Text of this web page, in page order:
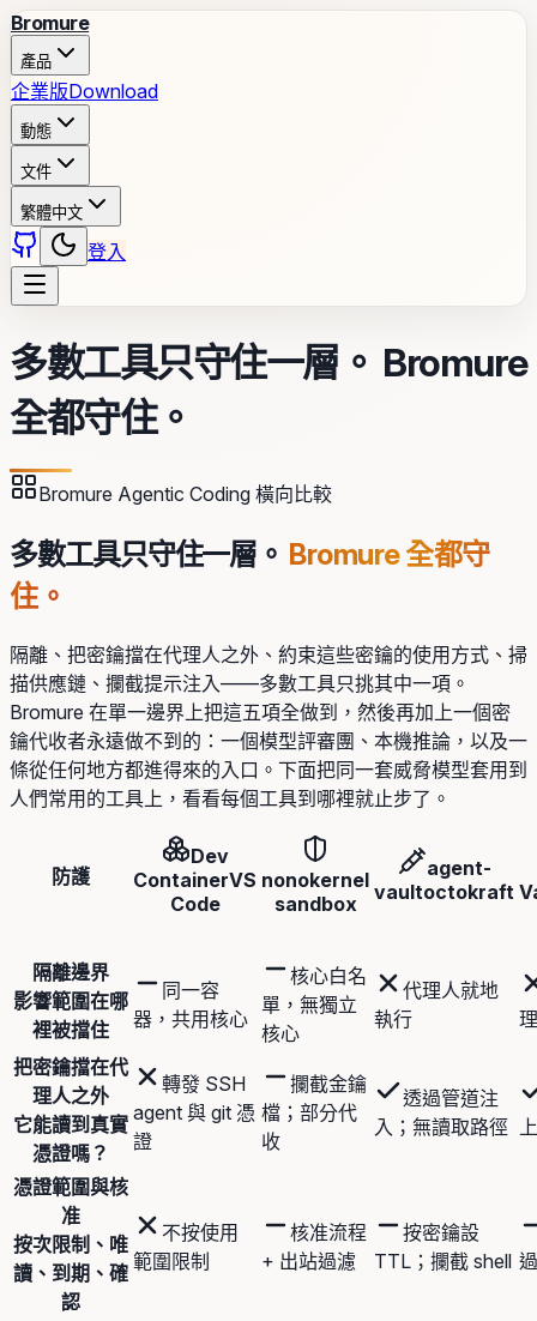
Bromure
產品
企業版Download
動態
文件
繁體中文
登入
多數工具只守住一層。 Bromure
全都守住。
Bromure Agentic Coding 橫向比較
多數工具只守住一層。 Bromure 全都守
住。
隔離、把密鑰擋在代理人之外、約束這些密鑰的使用方式、掃
描供應鏈、攔截提示注入——多數工具只挑其中一項。
Bromure 在單一邊界上把這五項全做到，然後再加上一個密
鑰代收者永遠做不到的：一個模型評審團、本機推論，以及一
條從任何地方都進得來的入口。下面把同一套威脅模型套用到
人們常用的工具上，看看每個工具到哪裡就止步了。
防護
Dev
ContainerVS
Code
nonokernel
sandbox
agent-
vaultoctokraft
隔離邊界
影響範圍在哪
裡被擋住
同一容
器，共用核心
核心白名
單，無獨立
核心
代理人就地
執行
把密鑰擋在代
理人之外
它能讀到真實
憑證嗎？
轉發 SSH
agent 與 git 憑
證
攔截金鑰
檔；部分代
收
透過管道注
入；無讀取路徑
憑證範圍與核
准
按次限制、唯
讀、到期、確
認
不按使用
範圍限制
核准流程
+ 出站過濾
按密鑰設
TTL；攔截 shell